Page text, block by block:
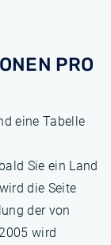
PRO
eine Tabelle
Sie ein Land
die Seite
der von
wird